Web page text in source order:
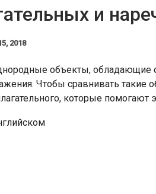
и
2018
объекты, обладающие
Чтобы сравнивать такие
которые помогают